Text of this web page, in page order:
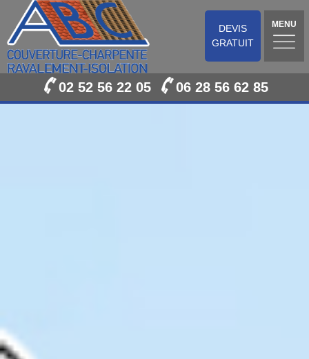
DEVIS
GRATUIT
MENU
02 52 56 22 05 06 28 56 62 85